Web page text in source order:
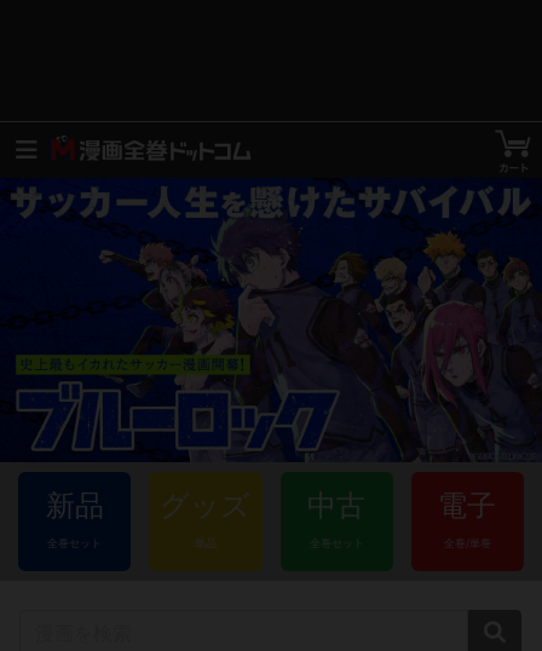
Item
新品
全巻セット
グッズ
単品
中古
全巻セット
電子
全巻/単巻